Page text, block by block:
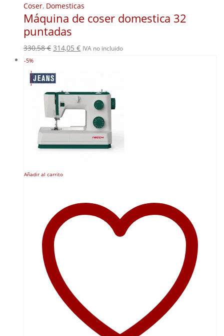
Coser, Domesticas
Máquina de coser domestica 32
puntadas
330,58€ El
original
era:
330,58 €.
314,05 €El
314,05 €.
IVA no incluido
-5%
Añadir al carrito